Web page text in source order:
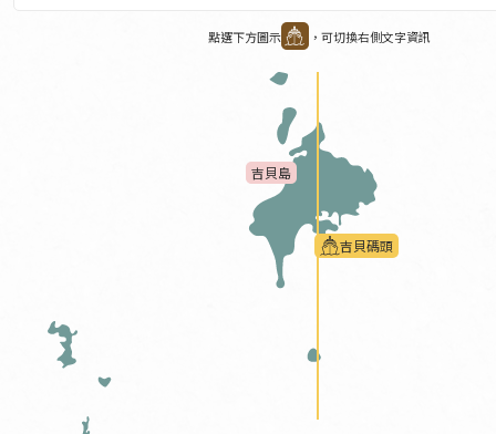
點選下方圖示 ，可切換右側文字資訊
吉貝島
吉貝碼頭